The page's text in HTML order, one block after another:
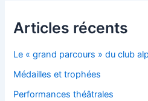
Articles récents
Le « grand parcours » du club
Médailles et trophées
Performances théâtrales